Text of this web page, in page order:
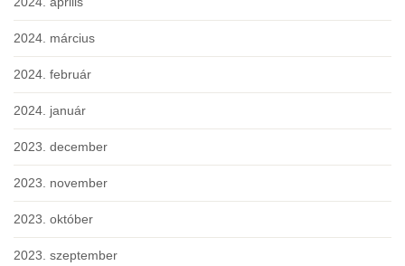
2024. március
2024. február
2024. január
2023. december
2023. november
2023. október
2023. szeptember